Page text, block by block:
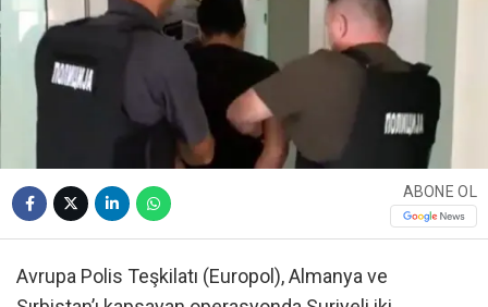
ABONE OL
Avrupa Polis Teşkilatı (Europol), Almanya ve